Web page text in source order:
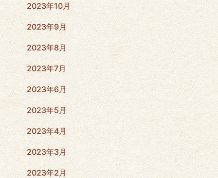
2023年10月
2023年9月
2023年8月
2023年7月
2023年6月
2023年5月
2023年4月
2023年3月
2023年2月